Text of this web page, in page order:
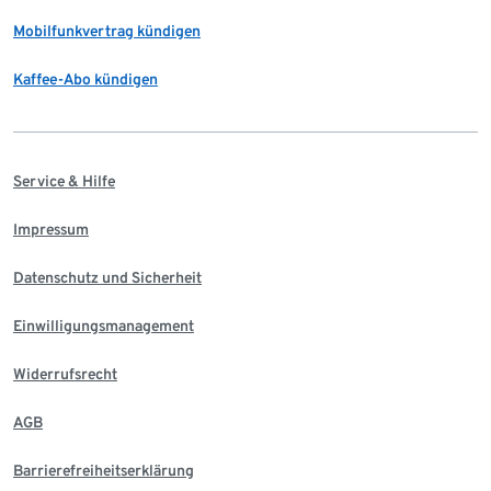
Mobilfunkvertrag kündigen
Kaffee-Abo kündigen
Service & Hilfe
Impressum
Datenschutz und Sicherheit
Einwilligungsmanagement
Widerrufsrecht
AGB
Barrierefreiheitserklärung